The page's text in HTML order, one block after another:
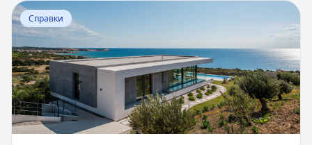
Перейти к статье:
Справки